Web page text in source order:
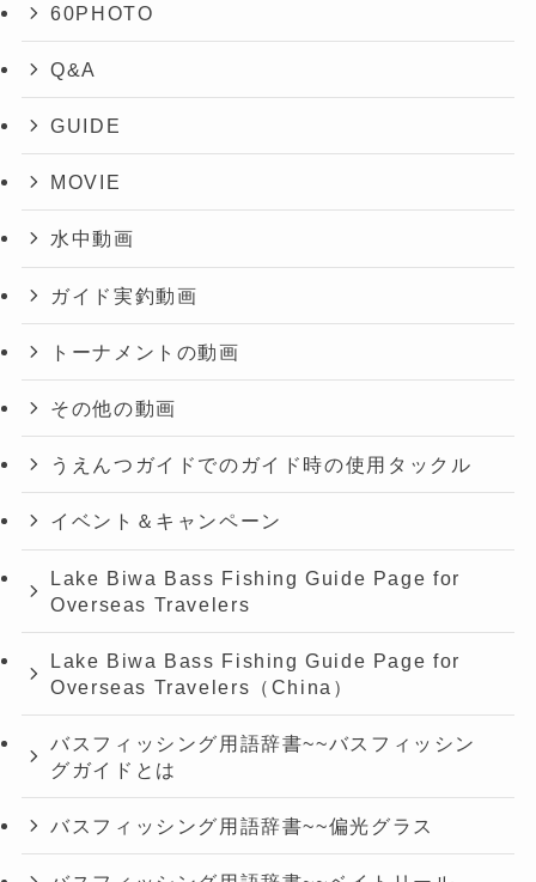
60PHOTO
Q&A
GUIDE
MOVIE
水中動画
ガイド実釣動画
トーナメントの動画
その他の動画
うえんつガイドでのガイド時の使用タックル
イベント＆キャンペーン
Lake Biwa Bass Fishing Guide Page for
Overseas Travelers
Lake Biwa Bass Fishing Guide Page for
Overseas Travelers（China）
バスフィッシング用語辞書~~バスフィッシン
グガイドとは
バスフィッシング用語辞書~~偏光グラス